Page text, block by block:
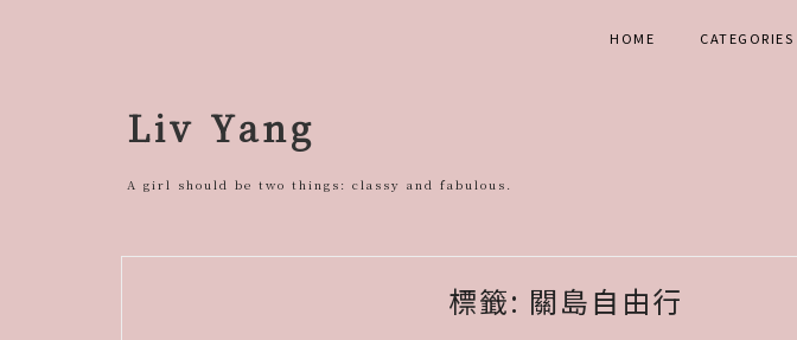
HOME CATEGORIES
Liv Yang
A girl should be two things: classy and fabulous.
標籤: 關島自由行